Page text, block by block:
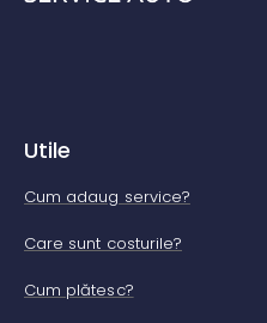
Utile
Cum adaug service?
Care sunt costurile?
Cum plătesc?